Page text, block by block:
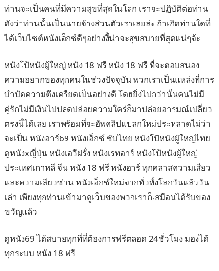
ท่านจะเป็นคนที่มีความสุขที่สุดในโลก เราจะปฏิบัติต่อท่าน
ดังว่าท่านนั้นเป็นนายจ้างส่วนตัวเราเลยล่ะ ถ้าเกิดท่านใดที่
ได้เว็บไซต์หนังเอ็กซ์ดีๆอย่างงี้น่าจะสุขสบายที่สุดแน่ๆจ้ะ
หนังโป้หนังผู้ใหญ่ หนัง 18 ฟรี หนัง 18 ฟรี ที่จะตอบสนอง
ความอยากของทุกคนในช่วงปัจจุบัน พวกเราเป็นแหล่งที่การ
บำบัดความตึงเครียดเป็นอย่างดี โดยยิ่งไปกว่านั้นคนไม่มี
คู่รักไม่มีเงินไปปลดปล่อยความใคร่ก็มาปล่อยอารมณ์เปลี่ยว
ตรงนี้ได้เลย เราพร้อมที่จะอัพคลิปแปลกใหม่ประหลาดไม่ว่า
จะเป็น หนังอาร์69 หนังเอ็กซ์ ซับไทย หนังโป้หนังผู้ใหญ่ไทย
ดูหนังxญี่ปุ่น หนังเอวีฝรั่ง หนังเรทอาร์ หนังโป้หนังผู้ใหญ่
ประเทศเกาหลี จีน หนัง 18 ฟรี หนังอาร์ ทุกคลาสความเสียว
และความเสียวซ่าน หนังเอ็กซ์ใหม่จากทั่วทั้งโลกวันแล้ววัน
เล่า เพียงทุกท่านเข้ามาดูเว็บของพวกเราก็เสมือนได้รับของ
ขวัญแล้ว
ดูหนัง69 ได้สบายทุกที่ที่ต้องการฟรีตลอด 24ชั่วโมง มองได้
ทุกระบบ หนัง 18 ฟรี